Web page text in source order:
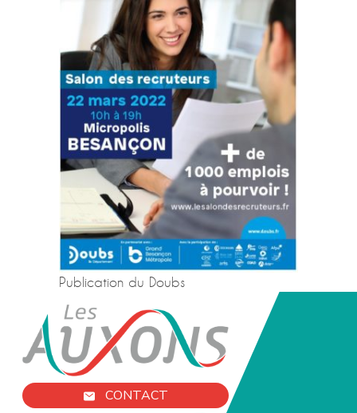
Publication du Doubs
CONTACT